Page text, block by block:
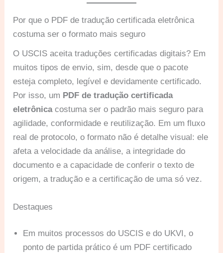
Por que o PDF de tradução certificada eletrônica
costuma ser o formato mais seguro
O USCIS aceita traduções certificadas digitais? Em
muitos tipos de envio, sim, desde que o pacote
esteja completo, legível e devidamente certificado.
Por isso, um PDF de tradução certificada
eletrônicacostuma ser o padrão mais seguro para
agilidade, conformidade e reutilização. Em um fluxo
real de protocolo, o formato não é detalhe visual: ele
afeta a velocidade da análise, a integridade do
documento e a capacidade de conferir o texto de
origem, a tradução e a certificação de uma só vez.
Destaques
Em muitos processos do USCIS e do UKVI, o
ponto de partida prático é um PDF certificado